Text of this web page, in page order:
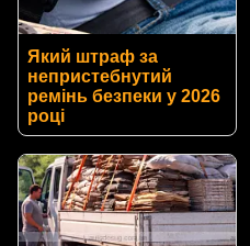
Який штраф за
непристебнутий
ремінь безпеки у 2026
році